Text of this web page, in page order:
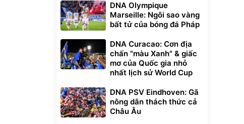
DNA Olympique
Marseille: Ngôi sao vàng
bất tử của bóng đá Pháp
DNA Curacao: Cơn địa
chấn "màu Xanh" & giấc
mơ của Quốc gia nhỏ
nhất lịch sử World Cup
DNA PSV Eindhoven: Gã
nông dân thách thức cả
Châu Âu